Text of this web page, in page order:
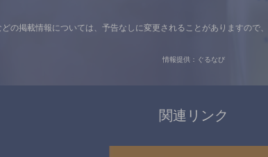
の掲載情報については、 予告なしに変更されることがありますので、
情報提供：ぐるなび
関連リンク